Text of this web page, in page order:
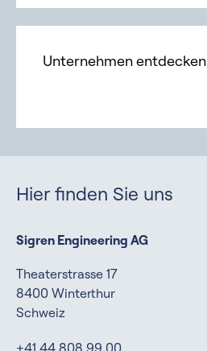
Unternehmen entdecken
Hier finden Sie uns
Sigren Engineering AG
Theaterstrasse 17
8400 Winterthur
Schweiz